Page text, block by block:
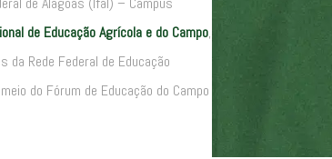
à Evasão Escolar: implicações da Covid-19
de Geledés – Instituto da Mulher Negra e
do IFB Campus Brasília na realização do projeto
por objetivo identificar, reconhecer e difundir
de Educação Agrícola e do Campo,
da Rede Federal de Educação
do Fórum de Educação do Campo